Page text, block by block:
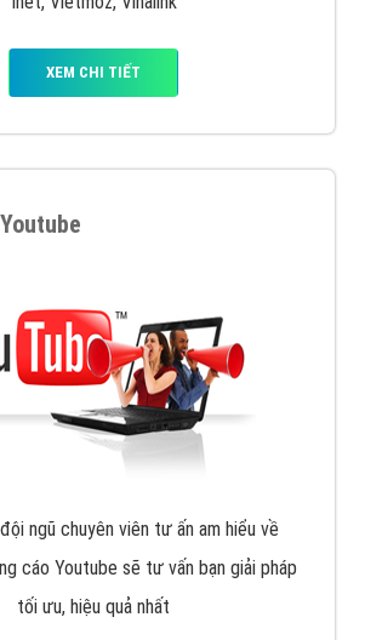
dịch vụ quảng cáo Banner Google
cho các khách hàng Doanh Nghiệp
Website